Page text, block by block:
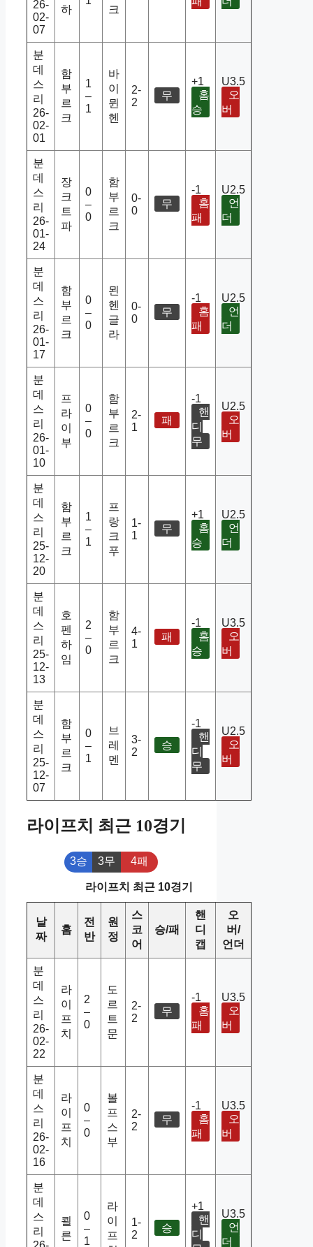
26-
02-
07
하
크
분
데
스
리
26-
02-
01
함
부
르
크
1
–
1
바
이
뮌
헨
2-
2
무
+1
홈
승
U3.5
오
버
분
데
스
리
26-
01-
24
장
크
트
파
0
–
0
함
부
르
크
0-
0
무
-1
홈
패
U2.5
언
더
분
데
스
리
26-
01-
17
함
부
르
크
0
–
0
묀
헨
글
라
0-
0
무
-1
홈
패
U2.5
언
더
분
데
스
리
26-
01-
10
프
라
이
부
0
–
0
함
부
르
크
2-
1
패
-1
핸
디
무
U2.5
오
버
분
데
스
리
25-
12-
20
함
부
르
크
1
–
1
프
랑
크
푸
1-
1
무
+1
홈
승
U2.5
언
더
분
데
스
리
25-
12-
13
호
펜
하
임
2
–
0
함
부
르
크
4-
1
패
-1
홈
승
U3.5
오
버
분
데
스
리
25-
12-
07
함
부
르
크
0
–
1
브
레
멘
3-
2
승
-1
핸
디
무
U2.5
오
버
라이프치 최근 10경기
3승 3무 4패
라이프치 최근 10경기
날
짜
홈
전
반
원
정
스
코
어
승/패
핸
디
캡
오
버/
언더
분
데
스
리
26-
02-
22
라
이
프
치
2
–
0
도
르
트
문
2-
2
무
-1
홈
패
U3.5
오
버
분
데
스
리
26-
02-
16
라
이
프
치
0
–
0
볼
프
스
부
2-
2
무
-1
홈
패
U3.5
오
버
분
데
스
리
쾰
른
0
–
1
라
이
프
1-
2
승
+1
핸
디
U3.5
언
더